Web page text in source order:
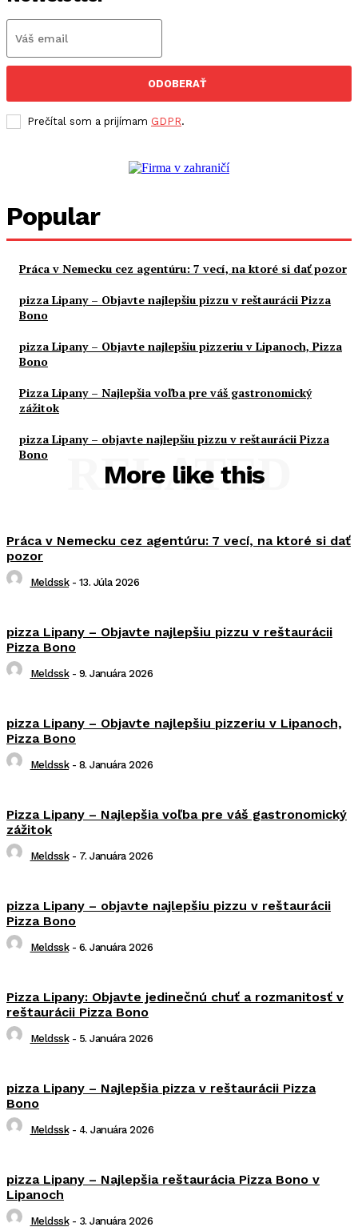
ODOBERAŤ
Prečítal som a prijímam GDPR.
Popular
Práca v Nemecku cez agentúru: 7 vecí, na ktoré si dať pozor
pizza Lipany – Objavte najlepšiu pizzu v reštaurácii Pizza
Bono
pizza Lipany – Objavte najlepšiu pizzeriu v Lipanoch, Pizza
Bono
Pizza Lipany – Najlepšia voľba pre váš gastronomický
zážitok
pizza Lipany – objavte najlepšiu pizzu v reštaurácii Pizza
Bono
More like this
RELATED
Práca v Nemecku cez agentúru: 7 vecí, na ktoré si dať
pozor
Meldssk - 13. Júla 2026
pizza Lipany – Objavte najlepšiu pizzu v reštaurácii
Pizza Bono
Meldssk - 9. Januára 2026
pizza Lipany – Objavte najlepšiu pizzeriu v Lipanoch,
Pizza Bono
Meldssk - 8. Januára 2026
Pizza Lipany – Najlepšia voľba pre váš gastronomický
zážitok
Meldssk - 7. Januára 2026
pizza Lipany – objavte najlepšiu pizzu v reštaurácii
Pizza Bono
Meldssk - 6. Januára 2026
Pizza Lipany: Objavte jedinečnú chuť a rozmanitosť v
reštaurácii Pizza Bono
Meldssk - 5. Januára 2026
pizza Lipany – Najlepšia pizza v reštaurácii Pizza
Bono
Meldssk - 4. Januára 2026
pizza Lipany – Najlepšia reštaurácia Pizza Bono v
Lipanoch
Meldssk - 3. Januára 2026